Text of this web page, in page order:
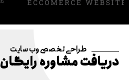
طراحی تخصصی وب سایت
دریافت مشاوره رایگان